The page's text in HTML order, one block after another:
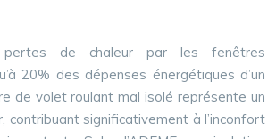
de chaleur par les fenêtres
20% des dépenses énergétiques d’un
de volet roulant mal isolé représente un
contribuant significativement à l’inconfort